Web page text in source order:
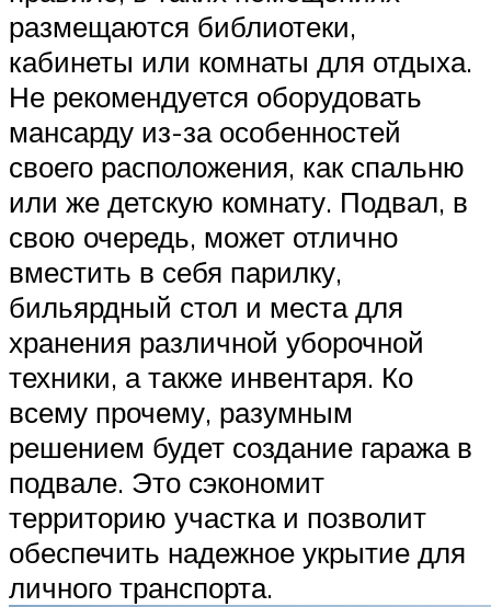
размещаются библиотеки,
кабинеты или комнаты для отдыха.
Не рекомендуется оборудовать
мансарду из-за особенностей
своего расположения, как спальню
или же детскую комнату. Подвал, в
свою очередь, может отлично
вместить в себя парилку,
бильярдный стол и места для
хранения различной уборочной
техники, а также инвентаря. Ко
всему прочему, разумным
решением будет создание гаража в
подвале. Это сэкономит
территорию участка и позволит
обеспечить надежное укрытие для
личного транспорта.